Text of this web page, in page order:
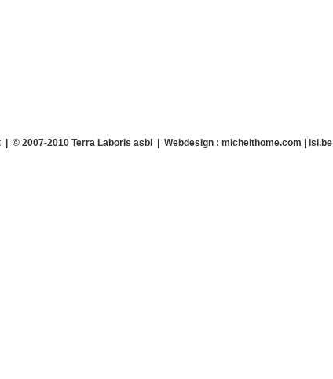
| © 2007-2010 Terra Laboris asbl | Webdesign : michelthome.com | isi.be